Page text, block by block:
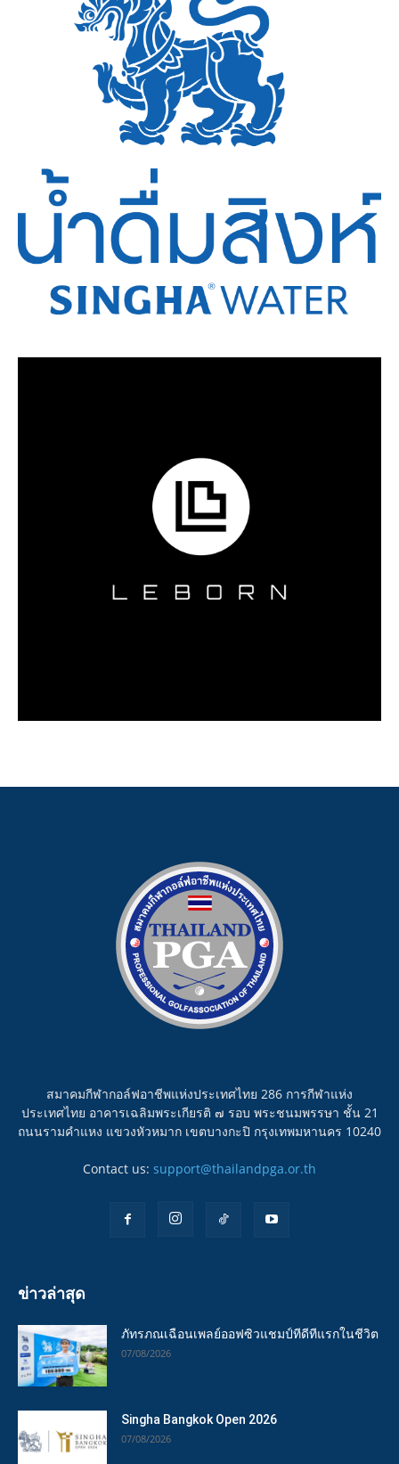
สมาคมกีฬากอล์ฟอาชีพแห่งประเทศไทย 286 การกีฬาแห่ง
ประเทศไทย อาคารเฉลิมพระเกียรติ ๗ รอบ พระชนมพรรษา ชั้น 21
ถนนรามคำแหง แขวงหัวหมาก เขตบางกะปิ กรุงเทพมหานคร 10240
Contact us: support@thailandpga.or.th
ข่าวล่าสุด
ภัทรภณเฉือนเพลย์ออฟซิวแชมป์ทีดีทีแรกในชีวิต
07/08/2026
Singha Bangkok Open 2026
07/08/2026